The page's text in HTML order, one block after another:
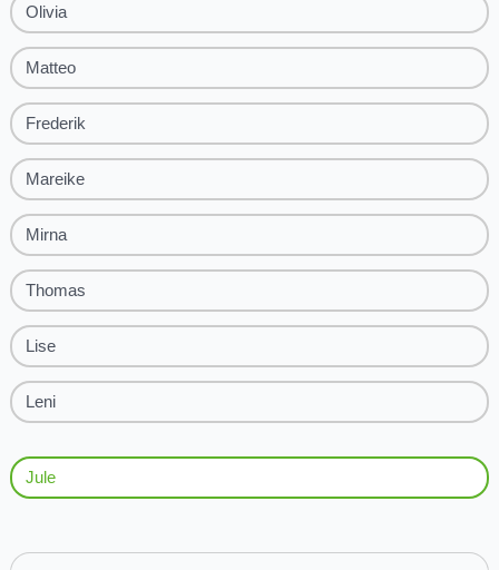
Olivia
Matteo
Frederik
Mareike
Mirna
Thomas
Lise
Leni
Jule